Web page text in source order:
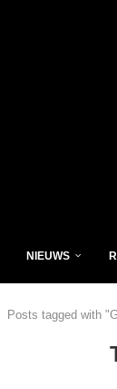
NIEUWS
Posts tagged with